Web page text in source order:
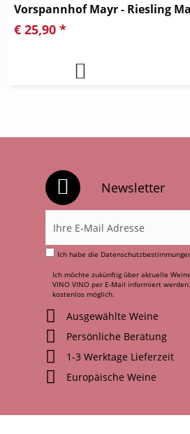
Vorspannhof Mayr - Riesling
€ 25,90 *
Newsletter
Ich habe die
Ich möchte zukünftig über aktuelle
VINO VINO per E-Mail informiert
kostenlos möglich.
Ausgewählte Weine
Persönliche Beratung
1-3 Werktage Lieferzeit
Europäische Weine